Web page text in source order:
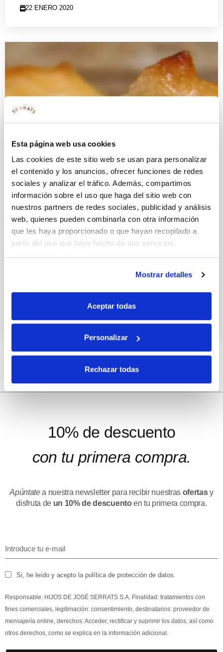
Esta página web usa cookies
Las cookies de este sitio web se usan para personalizar
el contenido y los anuncios, ofrecer funciones de redes
sociales y analizar el tráfico. Además, compartimos
información sobre el uso que haga del sitio web con
nuestros partners de redes sociales, publicidad y análisis
web, quienes pueden combinarla con otra información
que les haya proporcionado o que hayan recopilado a
partir del uso que haya hecho de sus servicios.
Mostrar detalles
Aceptar todas
Personalizar
Rechazar todas
22 ENERO 2020
Canapés navideños: tartaletas
marineras
10% de descuento
con tu primera compra.
Apúntatea nuestra newsletter para recibir nuestras ofertasy
disfruta de un 10% de descuentoen tu primera compra.
Si, he leído y acepto la política de protección de datos.
Responsable: HIJOS DE JOSÉ SERRATS S.A. Finalidad: tratamientos con
fines comerciales, legitimación: consentimiento, destinatarios: proveedor de
mensajería online, derechos: Acceder, rectificar y suprimir los datos, así como
otros derechos, como se explica en la información adicional.